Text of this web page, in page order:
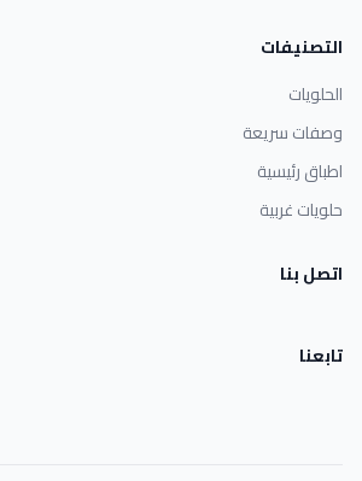
التصنيفات
الحلويات
وصفات سريعة
اطباق رئيسية
حلويات غربية
اتصل بنا
تابعنا